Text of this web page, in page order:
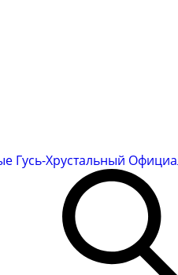
Гусь-Хрустальный